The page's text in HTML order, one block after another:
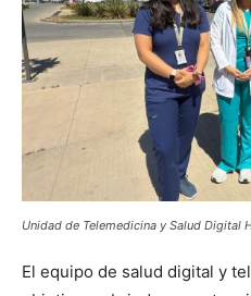
Unidad de Telemedicina y Salud Digital
El equipo de salud digital y